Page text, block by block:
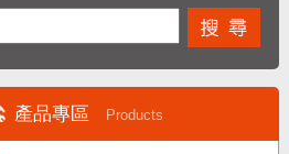
產品專區 Products